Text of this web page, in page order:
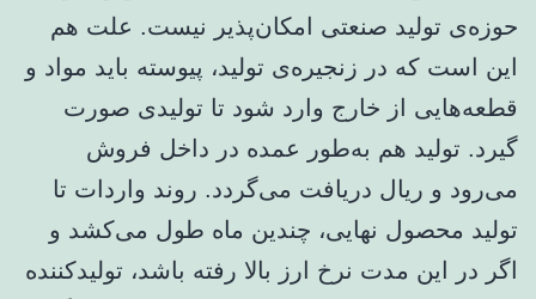
حوزه‌ی تولید صنعتی امکان‌پذیر نیست. علت هم
این است که در زنجیره‌ی تولید، پیوسته باید مواد و
قطعه‌هایی از خارج وارد شود تا تولیدی صورت
گیرد. تولید هم به‌طور عمده در داخل فروش
می‌رود و ریال دریافت می‌گردد. روند واردات تا
تولید محصول نهایی، چندین ماه طول می‌کشد و
اگر در این مدت نرخ ارز بالا رفته باشد، تولیدکننده